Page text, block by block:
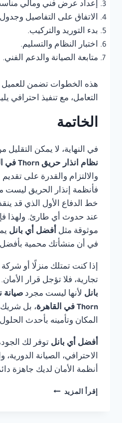
إعداد عرض فني ومالي
الاتفاق على التفاصيل وجدول
بدء التوريد والتركيب.
اختبار النظام والتسليم.
متابعة الصيانة والدعم الفني.
هذه الخطوات تضمن للعميل
التعامل، مع تنفيذ احترافي
الخاتمة
في النهاية، لا يمكن التقليل
نظام انذار حريق Thorn في القاهرة
والالتزام والقدرة على
فأنظمة إنذار الحريق ليست
خط الدفاع الأول الذي قد
عند حدوث أي طارئ. ولهذا
موثوقة مثل أفضل أي بانل
في أن منشأتك محمية
إذا كنت تمتلك منزلًا أو
تجارية، فلا تؤجل قرار
بانل لأنها ليست مجرد صيانة
Thorn في القاهرة
، بل
المكان وتأمينه بأحدث
أفضل أي بانل توفر لك
الاحترافي، الصيانة
أنظمة الأمان لديك جاهزة
إقرأ المزيد صيانة